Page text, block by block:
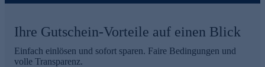
Ihre Gutschein-Vorteile auf einen Blick
Einfach einlösen und sofort sparen. Faire Bedingungen und
volle Transparenz.